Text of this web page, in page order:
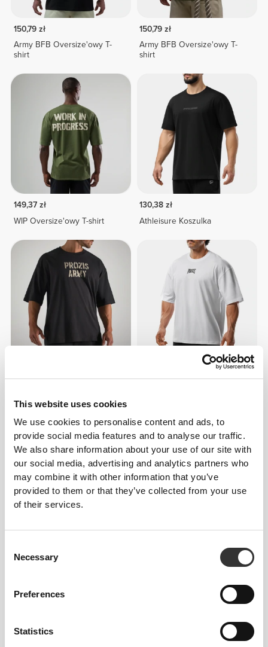
This website uses cookies
We use cookies to personalise content and ads, to
provide social media features and to analyse our traffic.
We also share information about your use of our site with
our social media, advertising and analytics partners who
may combine it with other information that you’ve
provided to them or that they’ve collected from your use
of their services.
Selection
Necessary
Preferences
Statistics
150,79 zł
Army BFB Oversize'owy T-
shirt
150,79 zł
Army BFB Oversize'owy T-
shirt
149,37 zł
WIP Oversize'owy T-shirt
130,38 zł
Athleisure Koszulka
Athleisure Essential Męska
IronMode EY Oversize'owy T-